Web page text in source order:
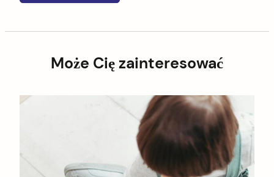
Może Cię zainteresować